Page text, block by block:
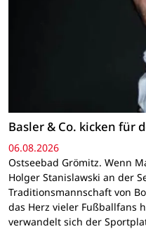
Basler & Co. kicken für
06.08.2026
Ostseebad Grömitz. Wenn
Holger Stanislawski an der
Traditionsmannschaft von
das Herz vieler Fußballfans
verwandelt sich der